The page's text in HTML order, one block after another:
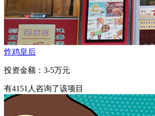
炸鸡皇后
投资金额： 3-5万元
有4151 人咨询了该项目